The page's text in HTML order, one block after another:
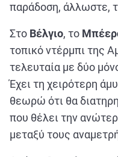
παράδοση, άλλωστε,
Στο Βέλγιο, το
τοπικό ντέρμπι της
τελευταία με δύο
Έχει τη χειρότερη
θεωρώ ότι θα
που θέλει την
μεταξύ τους